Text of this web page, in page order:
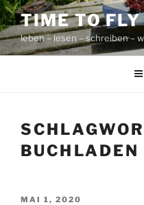
Zum
Inhalt
springen
TIME TO FLY
leben – lesen – schreiben –
BUCHLADEN
VERÖFFENTLICHT
MAI 1, 2020